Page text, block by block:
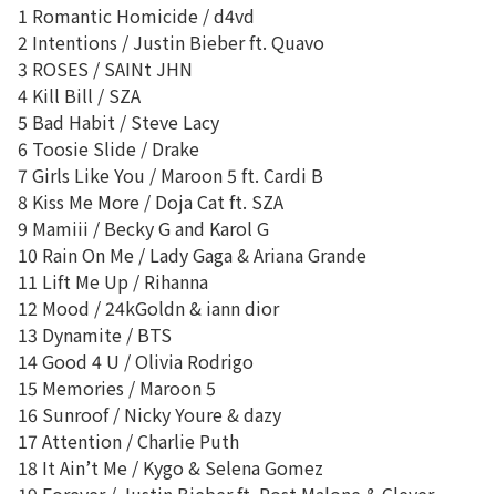
1 Romantic Homicide / d4vd
2 Intentions / Justin Bieber ft. Quavo
3 ROSES / SAINt JHN
4 Kill Bill / SZA
5 Bad Habit / Steve Lacy
6 Toosie Slide / Drake
7 Girls Like You / Maroon 5 ft. Cardi B
8 Kiss Me More / Doja Cat ft. SZA
9 Mamiii / Becky G and Karol G
10 Rain On Me / Lady Gaga & Ariana Grande
11 Lift Me Up / Rihanna
12 Mood / 24kGoldn & iann dior
13 Dynamite / BTS
14 Good 4 U / Olivia Rodrigo
15 Memories / Maroon 5
16 Sunroof / Nicky Youre & dazy
17 Attention / Charlie Puth
18 It Ain’t Me / Kygo & Selena Gomez